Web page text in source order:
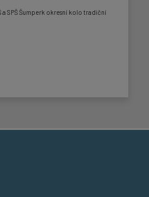
a SPŠ Šumperk okresní kolo tradiční